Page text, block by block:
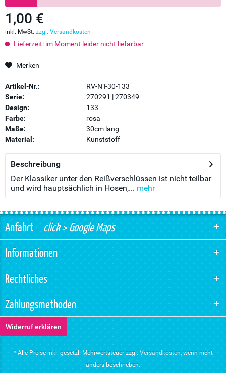
1,00 €
inkl. MwSt. zzgl. Versandkosten
Lieferzeit: im Moment leider nicht liefarbar
Merken
Artikel-Nr.:
RV-NT-30-133
Serie:
270291 | 270349
Design:
133
Farbe:
rosa
Maße:
30cm lang
Material:
Kunststoff
Beschreibung
Der Klassiker unter den Reißverschlüssen ist nicht teilbar
und wird hauptsächlich in Hosen,... mehr
Anfahrtclick > Google Maps
Informationen
Rechtliches
Zahlungsmethoden
Widerruf erklären
* Alle Preise inkl. gesetzl. Mehrwertsteuer zzgl. Versandkosten, wenn nicht
anders beschrieben.